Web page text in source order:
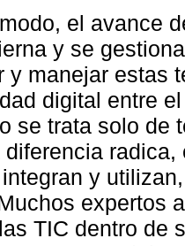
el avance
y se
y manejar estas
digital entre
se trata solo de
y
expertos
TIC dentro de